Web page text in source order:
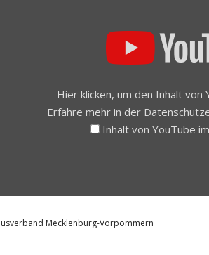
Hier klicken, um den Inhalt von
Erfahre mehr in der
Inhalt von YouTube
Mecklenburg-Vorpommern